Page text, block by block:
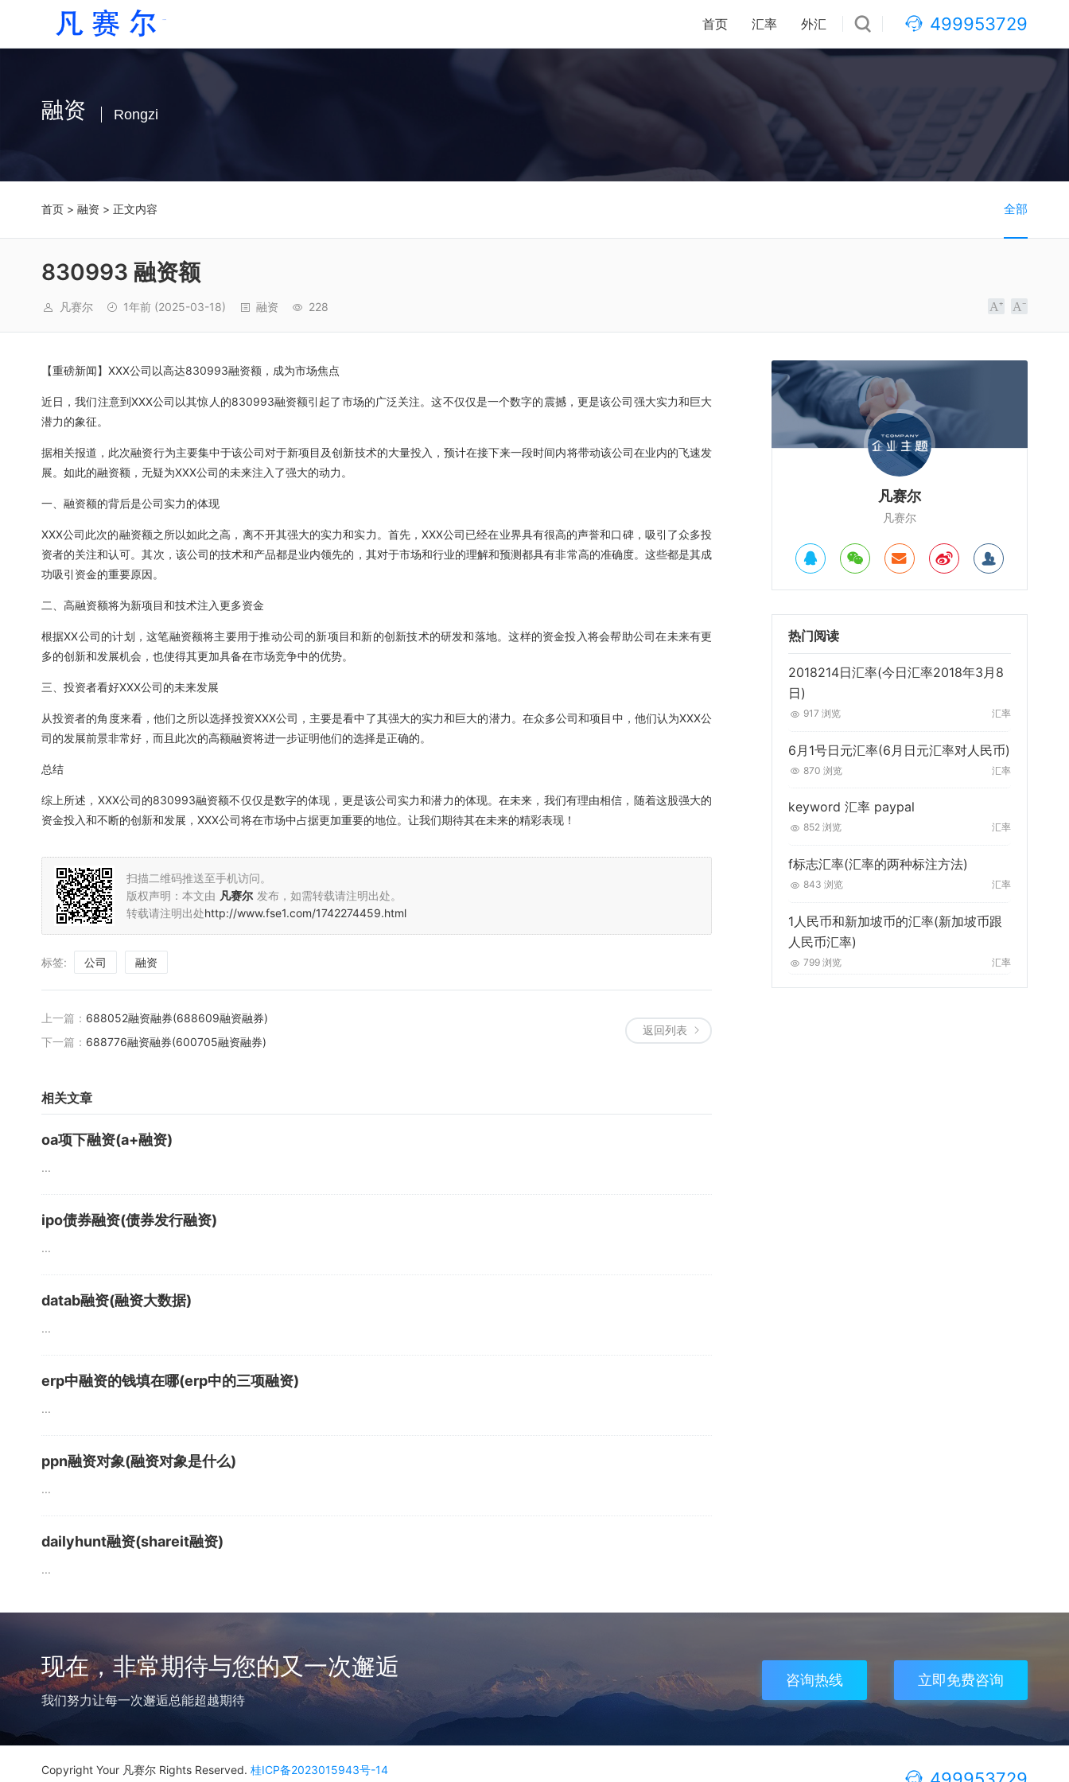
499953729
首页 汇率 外汇
融资 Rongzi
首页 > 融资 > 正文内容 全部
830993 融资额
凡赛尔 1年前 (2025-03-18) 融资 228
【重磅新闻】XXX公司以高达830993融资额，成为市场焦点
近日，我们注意到XXX公司以其惊人的830993融资额引起了市场的广泛关注。这不仅仅是一个数字的震撼，更是该公司强大实力和巨大
潜力的象征。
据相关报道，此次融资行为主要集中于该公司对于新项目及创新技术的大量投入，预计在接下来一段时间内将带动该公司在业内的飞速发
展。如此的融资额，无疑为XXX公司的未来注入了强大的动力。
一、融资额的背后是公司实力的体现
XXX公司此次的融资额之所以如此之高，离不开其强大的实力和实力。首先，XXX公司已经在业界具有很高的声誉和口碑，吸引了众多投
资者的关注和认可。其次，该公司的技术和产品都是业内领先的，其对于市场和行业的理解和预测都具有非常高的准确度。这些都是其成
功吸引资金的重要原因。
二、高融资额将为新项目和技术注入更多资金
根据XX公司的计划，这笔融资额将主要用于推动公司的新项目和新的创新技术的研发和落地。这样的资金投入将会帮助公司在未来有更
多的创新和发展机会，也使得其更加具备在市场竞争中的优势。
三、投资者看好XXX公司的未来发展
从投资者的角度来看，他们之所以选择投资XXX公司，主要是看中了其强大的实力和巨大的潜力。在众多公司和项目中，他们认为XXX公
司的发展前景非常好，而且此次的高额融资将进一步证明他们的选择是正确的。
总结
综上所述，XXX公司的830993融资额不仅仅是数字的体现，更是该公司实力和潜力的体现。在未来，我们有理由相信，随着这股强大的
资金投入和不断的创新和发展，XXX公司将在市场中占据更加重要的地位。让我们期待其在未来的精彩表现！
扫描二维码推送至手机访问。
版权声明：本文由 凡赛尔 发布，如需转载请注明出处。
转载请注明出处http://www.fse1.com/1742274459.html
标签: 公司 融资
返回列表
上一篇： 688052融资融券(688609融资融券)
下一篇： 688776融资融券(600705融资融券)
相关文章
oa项下融资(a+融资)
...
ipo债券融资(债券发行融资)
...
datab融资(融资大数据)
...
erp中融资的钱填在哪(erp中的三项融资)
...
ppn融资对象(融资对象是什么)
...
dailyhunt融资(shareit融资)
...
凡赛尔
凡赛尔
热门阅读
2018214日汇率(今日汇率2018年3月8
日)
917 浏览 汇率
6月1号日元汇率(6月日元汇率对人民币)
870 浏览 汇率
keyword 汇率 paypal
852 浏览 汇率
f标志汇率(汇率的两种标注方法)
843 浏览 汇率
1人民币和新加坡币的汇率(新加坡币跟
人民币汇率)
799 浏览 汇率
现在，非常期待与您的又一次邂逅
我们努力让每一次邂逅总能超越期待
咨询热线 立即免费咨询
Copyright Your 凡赛尔 Rights Reserved. 桂ICP备2023015943号-14